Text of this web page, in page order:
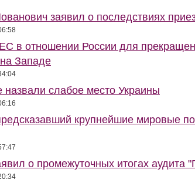
заявил о последствиях
в отношении России для
Западе
назвали слабое место Украины
крупнейшие мировые
о промежуточных итогах аудита